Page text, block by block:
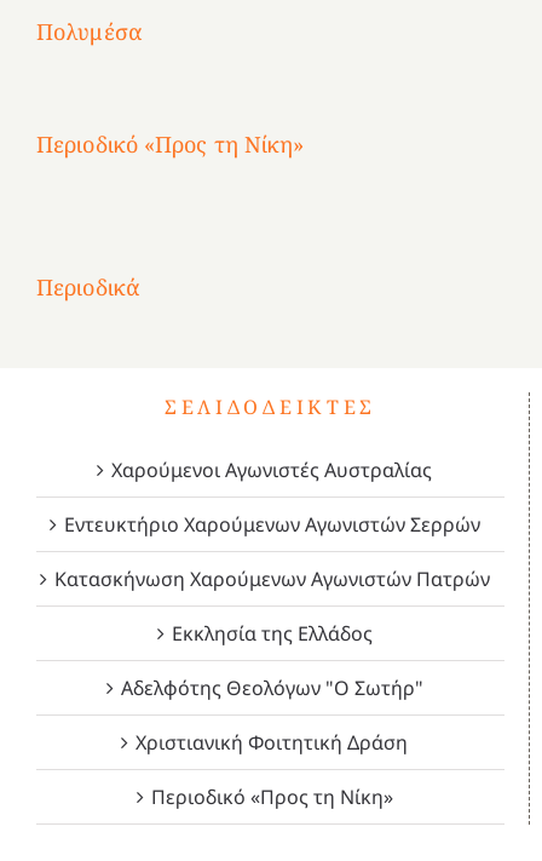
Πολυμέσα
Αγωνίστριες
Αθηνών
Αγωνίστριες
Αθηνών
Αγωνίστριες
Αθηνών
χρόνια
καρτερούμεν»
Περιοδικό «Προς τη Νίκη»
Περιοδικά
1821
Δεκέμβριος
2023!
Μάιος
2023!
Μάρτιος
2023!
ΣΕΛΙΔΟΔΕΊΚΤΕΣ
Χαρούμενοι Αγωνιστές Αυστραλίας
Εντευκτήριο Χαρούμενων Αγωνιστών Σερρών
Κατασκήνωση Χαρούμενων Αγωνιστών Πατρών
Εκκλησία της Ελλάδος
Αδελφότης Θεολόγων "Ο Σωτήρ"
Χριστιανική Φοιτητική Δράση
Περιοδικό «Προς τη Νίκη»